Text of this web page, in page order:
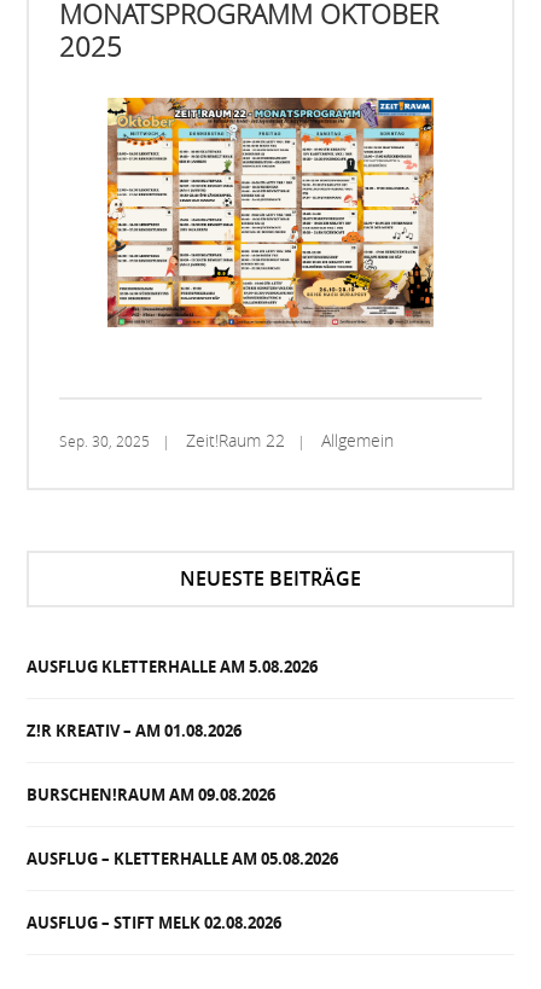
MONATSPROGRAMM OKTOBER
2025
Sep. 30, 2025 Zeit!Raum 22 Allgemein
NEUESTE BEITRÄGE
AUSFLUG KLETTERHALLE AM 5.08.2026
Z!R KREATIV – AM 01.08.2026
BURSCHEN!RAUM AM 09.08.2026
AUSFLUG – KLETTERHALLE AM 05.08.2026
AUSFLUG – STIFT MELK 02.08.2026